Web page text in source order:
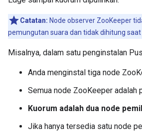
Catatan: Node observer ZooKeeper
pemungutan suara dan tidak dihitung
Misalnya, dalam satu penginstalan
Anda menginstal tiga node
Semua node ZooKeeper adalah
Kuorum adalah dua node
Jika hanya tersedia satu node